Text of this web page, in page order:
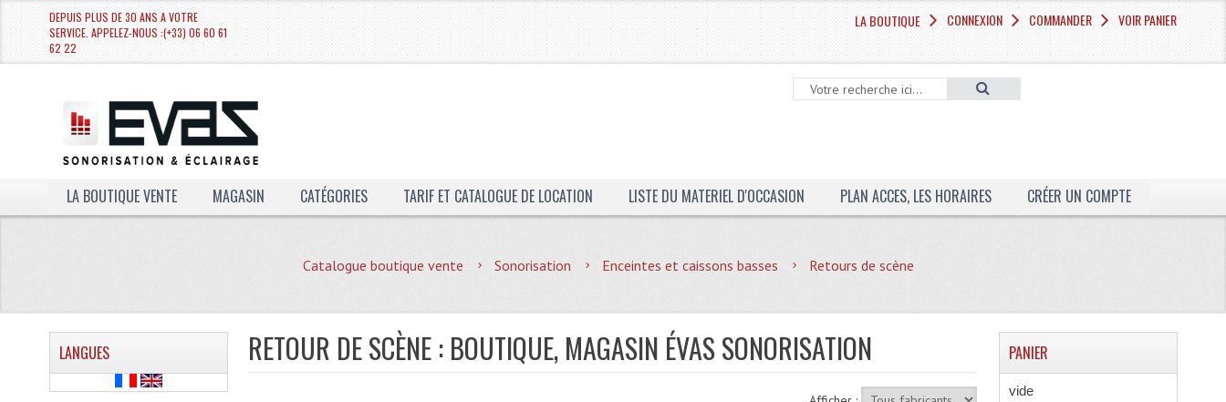
DEPUIS PLUS DE 30 ANS A VOTRE
SERVICE. APPELEZ-NOUS :(+33) 06 60 61
62 22
LA BOUTIQUE CONNEXION COMMANDER VOIR PANIER
LA BOUTIQUE VENTE MAGASIN CATÉGORIES TARIF ET CATALOGUE DE LOCATION LISTE DU MATERIEL D'OCCASION PLAN ACCES, LES HORAIRES CRÉER UN COMPTE
Catalogue boutique vente Sonorisation Enceintes et caissons basses Retours de scène
RETOUR DE SCÈNE : BOUTIQUE, MAGASIN ÉVAS SONORISATION
LANGUES PANIER
vide